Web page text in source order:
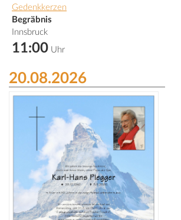
Gedenkkerzen
Begräbnis
Innsbruck
11:00 Uhr
20.08.2026